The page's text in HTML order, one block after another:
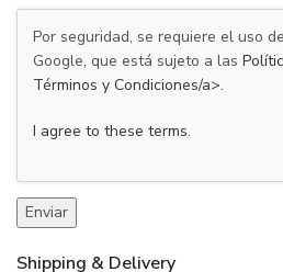
Por seguridad, se requiere el uso
Google, que está sujeto a las
Términos y Condiciones/a>.
I agree to these terms.
Shipping & Delivery